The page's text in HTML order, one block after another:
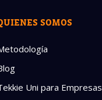
SOMOS
Uni para Empresas